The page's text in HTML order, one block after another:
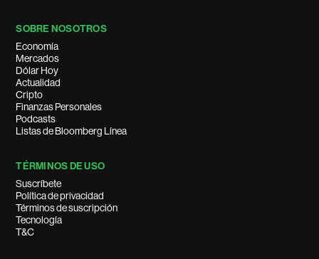
SOBRE NOSOTROS
Economía
Mercados
Dólar Hoy
Actualidad
Cripto
Finanzas Personales
Podcasts
Listas de Bloomberg Línea
TÉRMINOS DE USO
Suscríbete
Política de privacidad
Términos de suscripción
Tecnología
T&C